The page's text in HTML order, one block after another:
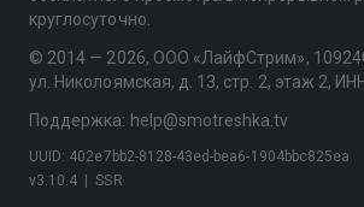
круглосуточно.
© 2014 — 2026, ООО «ЛайфСтрим»,
ул. Николоямская, д. 13, стр. 2, этаж 2,
Поддержка: help@smotreshka.tv
v3.10.4 SSR
UUID: 402e7bb2-8128-43ed-bea6-1904bbc825ea